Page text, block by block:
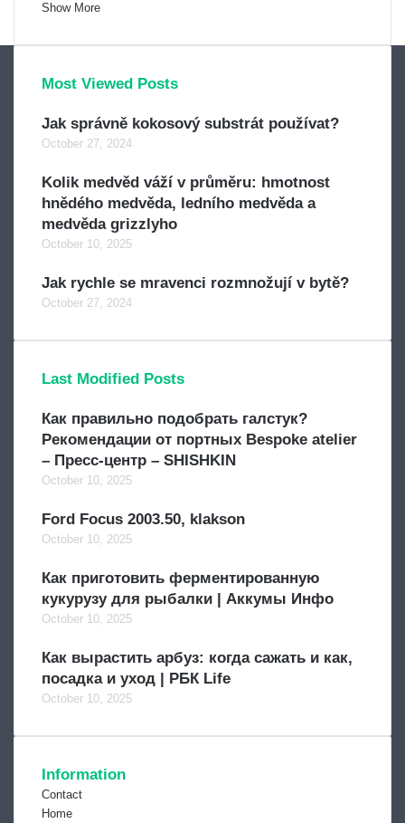
Show More
Most Viewed Posts
Jak správně kokosový substrát používat?
October 27, 2024
Kolik medvěd váží v průměru: hmotnost
hnědého medvěda, ledního medvěda a
medvěda grizzlyho
October 10, 2025
Jak rychle se mravenci rozmnožují v bytě?
October 27, 2024
Last Modified Posts
Как правильно подобрать галстук?
Рекомендации от портных Bespoke atelier
– Пресс-центр – SHISHKIN
October 10, 2025
Ford Focus 2003.50, klakson
October 10, 2025
Как приготовить ферментированную
кукурузу для рыбалки | Аккумы Инфо
October 10, 2025
Как вырастить арбуз: когда сажать и как,
посадка и уход | РБК Life
October 10, 2025
Information
Contact
Home